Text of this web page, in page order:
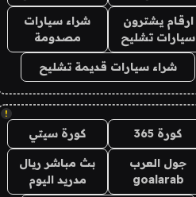
ارقام يشترون
سيارات تشليح
شراء سيارات
مصدومة
شراء سيارات قديمة تشليح
!
كورة 365 كورة سيتي
جول العرب
goalarab
بث مباشر ريال
مدريد اليوم